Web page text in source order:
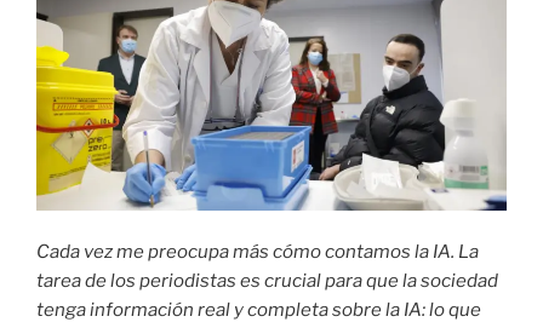
Cada vez me preocupa más cómo contamos la IA. La
tarea de los periodistas es crucial para que la sociedad
tenga información real y completa sobre la IA: lo que